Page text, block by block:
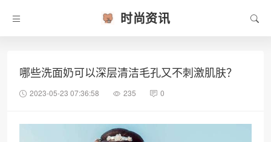
时尚资讯
哪些洗面奶可以深层清洁毛孔又不刺激肌肤？
2023-05-23 07:36:58 235 0